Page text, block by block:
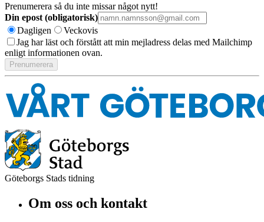
Prenumerera så du inte missar något nytt!
Din epost (obligatorisk)
Dagligen
Veckovis
Jag har läst och förstått att min mejladress delas med Mailchimp
enligt informationen ovan.
Göteborgs Stads tidning
Om oss och kontakt